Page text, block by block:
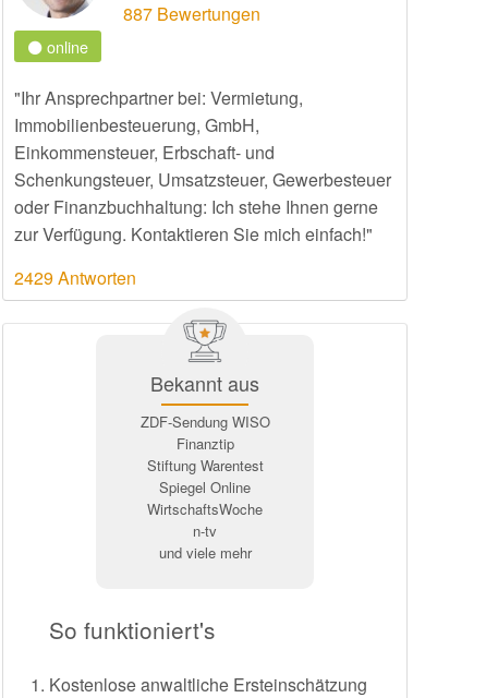
online
887 Bewertungen
"Ihr Ansprechpartner bei: Vermietung,
Immobilienbesteuerung, GmbH,
Einkommensteuer, Erbschaft- und
Schenkungsteuer, Umsatzsteuer, Gewerbesteuer
oder Finanzbuchhaltung: Ich stehe Ihnen gerne
zur Verfügung. Kontaktieren Sie mich einfach!"
2429 Antworten
Bekannt aus
ZDF-Sendung WISO
Finanztip
Stiftung Warentest
Spiegel Online
WirtschaftsWoche
n-tv
und viele mehr
So funktioniert's
Kostenlose anwaltliche Ersteinschätzung